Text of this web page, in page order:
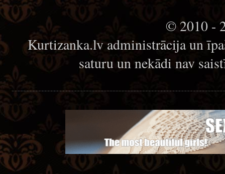
© 2010 -
Kurtizanka.lv administrācija un
saturu un nekādi nav